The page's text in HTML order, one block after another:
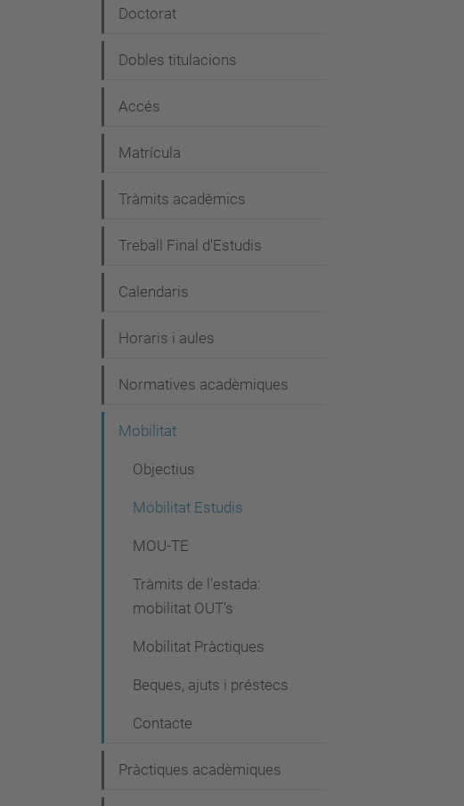
g
a
i
ó
Doctorat
Dobles titulacions
Accés
Matrícula
Tràmits acadèmics
Treball Final d'Estudis
Calendaris
Horaris i aules
Normatives acadèmiques
Mobilitat
Objectius
Mobilitat Estudis
MOU-TE
Tràmits de l'estada:
mobilitat OUT's
Mobilitat Pràctiques
Beques, ajuts i préstecs
Contacte
Pràctiques acadèmiques